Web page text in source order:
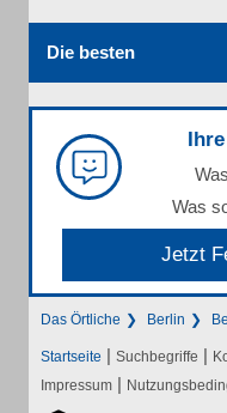
Die besten
Was
Jetzt
Das Örtliche Berlin
Startseite | Suchbegriffe |
Impressum |